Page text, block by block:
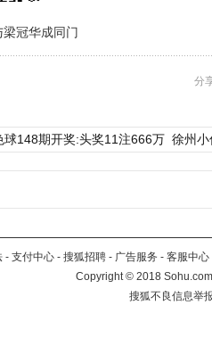
冠华成同门
分
球148期开奖:头奖11注666万 徐州
- 支付中心 - 搜狐招聘 - 广告服务 - 客服中心
Copyright©2018
搜狐不良信息举